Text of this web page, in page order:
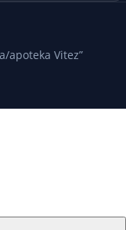
apoteka Vitez”